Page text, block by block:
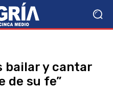
bailar y cantar
de su fe”